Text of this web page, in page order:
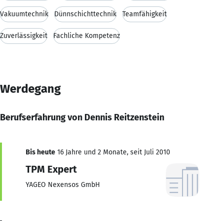
Vakuumtechnik Dünnschichttechnik Teamfähigkeit
Zuverlässigkeit Fachliche Kompetenz
Werdegang
Berufserfahrung von Dennis Reitzenstein
Bis heute 16 Jahre und 2 Monate, seit Juli 2010
TPM Expert
YAGEO Nexensos GmbH